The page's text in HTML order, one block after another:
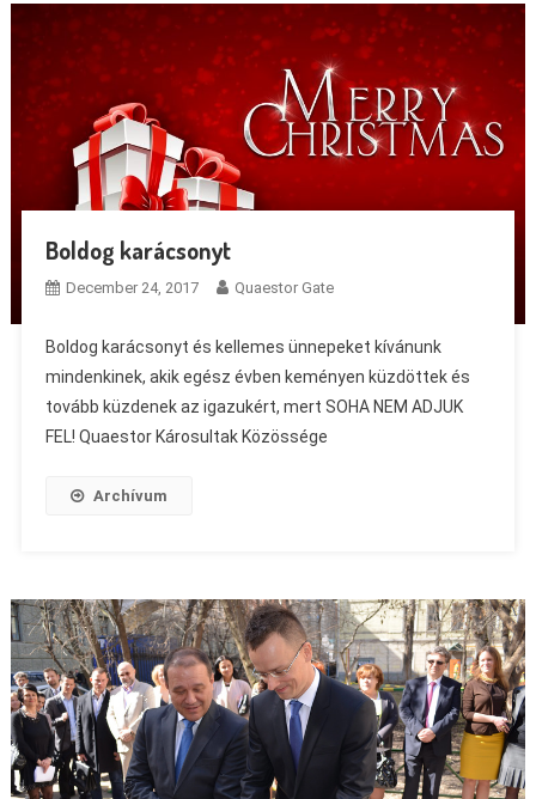
Boldog karácsonyt
December 24, 2017 Quaestor Gate
Boldog karácsonyt és kellemes ünnepeket kívánunk
mindenkinek, akik egész évben keményen küzdöttek és
tovább küzdenek az igazukért, mert SOHA NEM ADJUK
FEL! Quaestor Károsultak Közössége
Archívum